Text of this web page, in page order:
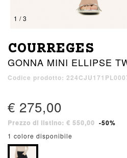
1 / 3
COURREGES
GONNA MINI ELLIPSE
Codice prodotto:
€ 275,00
Prezzo di listino: € 550,00 -50%
1 colore disponibile